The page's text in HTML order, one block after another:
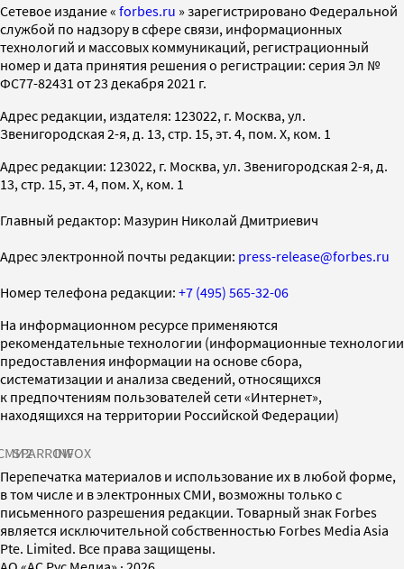
Cетевое издание « forbes.ru » зарегистрировано Федеральной
службой по надзору в сфере связи, информационных
технологий и массовых коммуникаций, регистрационный
номер и дата принятия решения о регистрации: серия Эл №
ФС77-82431 от 23 декабря 2021 г.
Адрес редакции, издателя: 123022, г. Москва, ул.
Звенигородская 2-я, д. 13, стр. 15, эт. 4, пом. X, ком. 1
Адрес редакции: 123022, г. Москва, ул. Звенигородская 2-я, д.
13, стр. 15, эт. 4, пом. X, ком. 1
Главный редактор: Мазурин Николай Дмитриевич
Адрес электронной почты редакции: press-release@forbes.ru
Номер телефона редакции: +7 (495) 565-32-06
На информационном ресурсе применяются
рекомендательные технологии (информационные технологии
предоставления информации на основе сбора,
систематизации и анализа сведений, относящихся
к предпочтениям пользователей сети «Интернет»,
находящихся на территории Российской Федерации)
SPARROWINFOX
Перепечатка материалов и использование их в любой форме,
в том числе и в электронных СМИ, возможны только с
письменного разрешения редакции. Товарный знак Forbes
является исключительной собственностью Forbes Media Asia
Pte. Limited. Все права защищены.